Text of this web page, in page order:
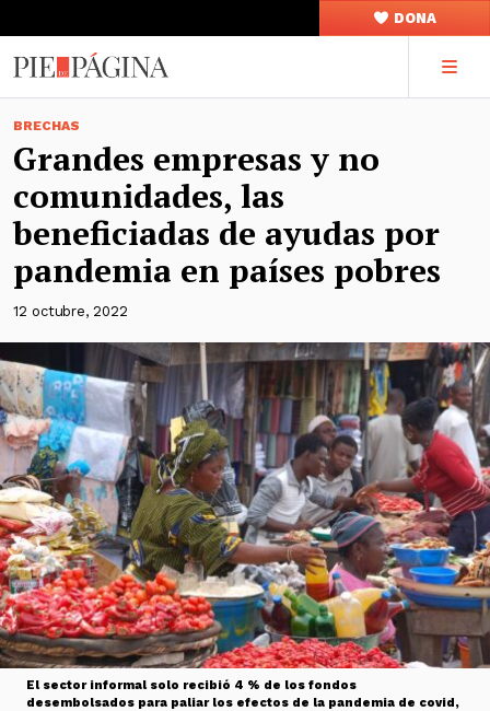
DONA
BRECHAS
Grandes empresas y no
comunidades, las
beneficiadas de ayudas por
pandemia en países pobres
12 octubre, 2022
El sector informal solo recibió 4 % de los fondos
desembolsados para paliar los efectos de la pandemia de covid,